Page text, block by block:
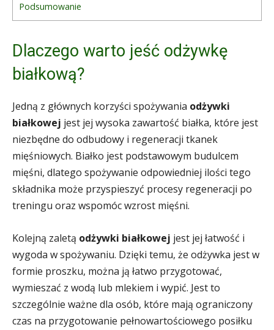
Podsumowanie
Dlaczego warto jeść odżywkę
białkową?
Jedną z głównych korzyści spożywania odżywki
białkowej jest jej wysoka zawartość białka, które jest
niezbędne do odbudowy i regeneracji tkanek
mięśniowych. Białko jest podstawowym budulcem
mięśni, dlatego spożywanie odpowiedniej ilości tego
składnika może przyspieszyć procesy regeneracji po
treningu oraz wspomóc wzrost mięśni.
Kolejną zaletą odżywki białkowej jest jej łatwość i
wygoda w spożywaniu. Dzięki temu, że odżywka jest w
formie proszku, można ją łatwo przygotować,
wymieszać z wodą lub mlekiem i wypić. Jest to
szczególnie ważne dla osób, które mają ograniczony
czas na przygotowanie pełnowartościowego posiłku